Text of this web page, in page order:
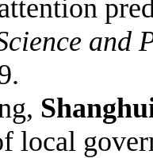
and
local